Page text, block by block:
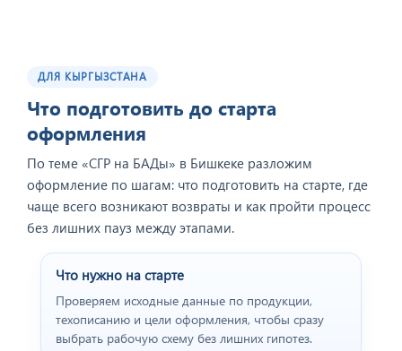
ДЛЯ КЫРГЫЗСТАНА
Что подготовить до старта
оформления
По теме «СГР на БАДы» в Бишкеке разложим
оформление по шагам: что подготовить на старте, где
чаще всего возникают возвраты и как пройти процесс
без лишних пауз между этапами.
Что нужно на старте
Проверяем исходные данные по продукции,
техописанию и цели оформления, чтобы сразу
выбрать рабочую схему без лишних гипотез.